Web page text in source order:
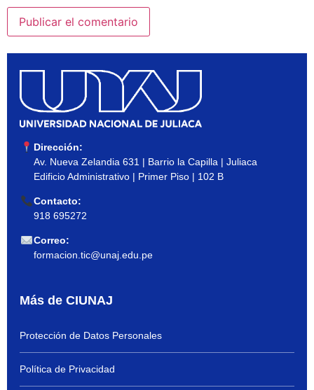
Dirección:
Av. Nueva Zelandia 631 | Barrio la Capilla | Juliaca
Edificio Administrativo | Primer Piso | 102 B
Contacto:
918 695272
Correo:
formacion.tic@unaj.edu.pe
Más de CIUNAJ
Protección de Datos Personales
Política de Privacidad